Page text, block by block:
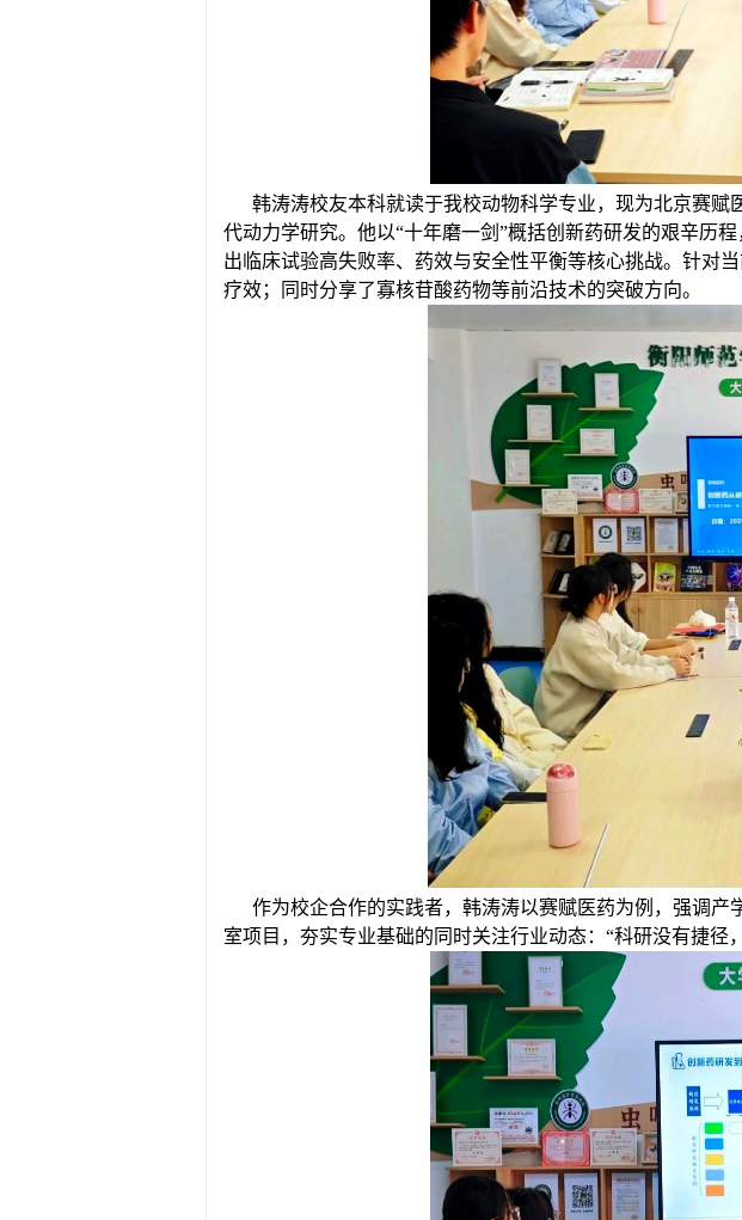
韩涛涛校友本科就读于我校动物科学专业，现为北京赛
代动力学研究。他以“十年磨一剑”概括创新药研发的艰辛历
出临床试验高失败率、药效与安全性平衡等核心挑战。针对
疗效；同时分享了寡核苷酸药物等前沿技术的突破方向。
作为校企合作的实践者，韩涛涛以赛赋医药为例，强调
室项目，夯实专业基础的同时关注行业动态：“科研没有捷径